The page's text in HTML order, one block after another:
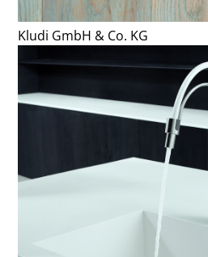
Kludi GmbH & Co. KG